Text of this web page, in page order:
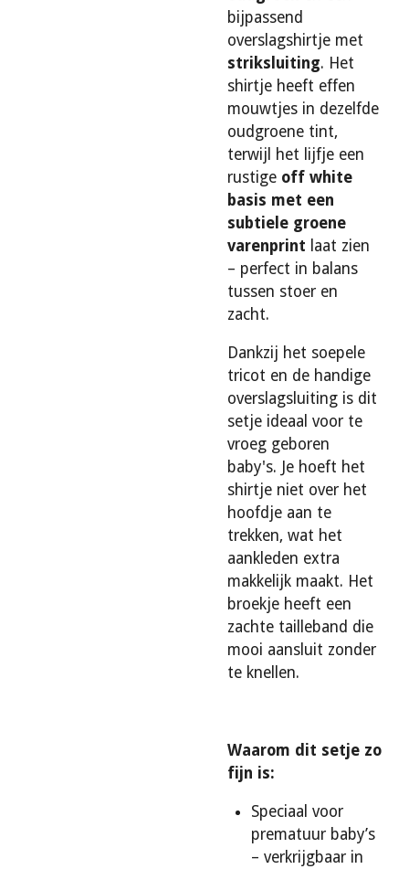
bijpassend
overslagshirtje met
striksluiting. Het
shirtje heeft effen
mouwtjes in dezelfde
oudgroene tint,
terwijl het lijfje een
rustige off white
basis met een
subtiele groene
varenprint laat zien
– perfect in balans
tussen stoer en
zacht.
Dankzij het soepele
tricot en de handige
overslagsluiting is dit
setje ideaal voor te
vroeg geboren
baby's. Je hoeft het
shirtje niet over het
hoofdje aan te
trekken, wat het
aankleden extra
makkelijk maakt. Het
broekje heeft een
zachte tailleband die
mooi aansluit zonder
te knellen.
Waarom dit setje zo
fijn is:
Speciaal voor
prematuur baby’s
– verkrijgbaar in